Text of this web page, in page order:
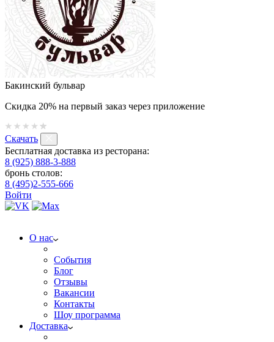
Бакинский бульвар
Скидка 20% на первый заказ через приложение
Скачать
Бесплатная доставка из ресторана:
8 (925) 888-3-888
бронь столов:
8 (495)2-555-666
Войти
О нас
События
Блог
Отзывы
Вакансии
Контакты
Шоу программа
Доставка